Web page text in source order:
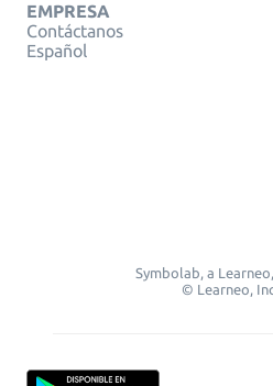
EMPRESA
Contáctanos
Español
Symbolab, a
© Learneo,